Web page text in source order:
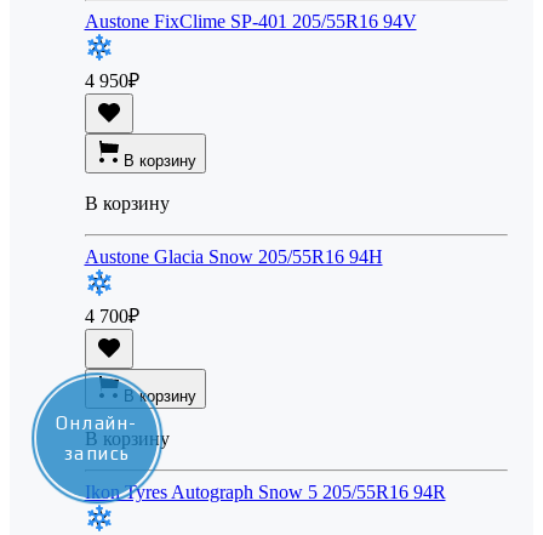
Austone FixClime SP-401 205/55R16 94V
4 950₽
В корзину
В корзину
Austone Glacia Snow 205/55R16 94H
4 700₽
В корзину
В корзину
Ikon Tyres Autograph Snow 5 205/55R16 94R
Онлайн-
запись